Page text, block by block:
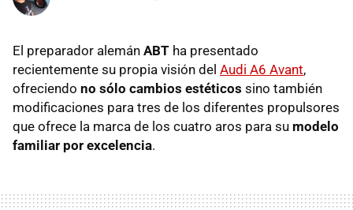
El preparador alemán ABT ha presentado
recientemente su propia visión del Audi A6 Avant,
ofreciendo no sólo cambios estéticos sino también
modificaciones para tres de los diferentes propulsores
que ofrece la marca de los cuatro aros para su modelo
familiar por excelencia.